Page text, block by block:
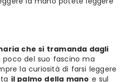
che si tramanda dagli
poco del suo fascino ma
la curiosità di farsi leggere
il palmo della mano e sul